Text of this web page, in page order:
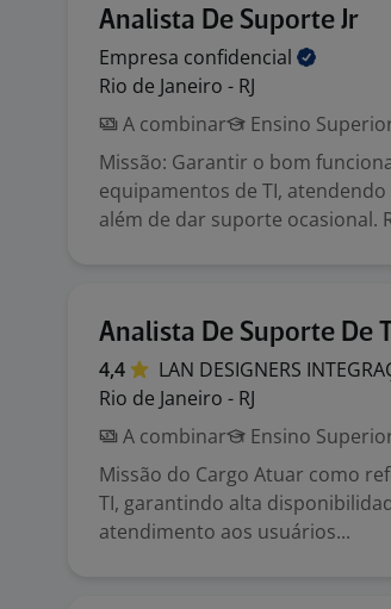
Analista De Suporte Jr
Empresa confidencial
Rio de Janeiro - RJ
A combinar
Ensino
Missão: Garantir o bom
equipamentos de TI,
além de dar suporte ocasional.
Analista De Suporte De
4,4 LAN DESIGNERS
Rio de Janeiro - RJ
A combinar
Ensino
Missão do Cargo Atuar como
TI, garantindo alta
atendimento aos usuários...